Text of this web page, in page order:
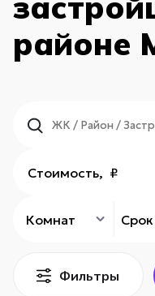
районе
Комнат
Стоимость, ₽
Фильтры